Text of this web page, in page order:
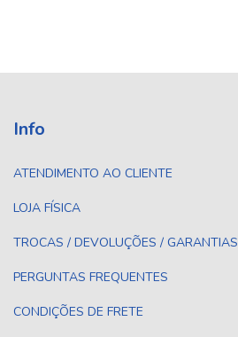
Info
ATENDIMENTO AO CLIENTE
LOJA FÍSICA
TROCAS / DEVOLUÇÕES / GARANTIAS
PERGUNTAS FREQUENTES
CONDIÇÕES DE FRETE